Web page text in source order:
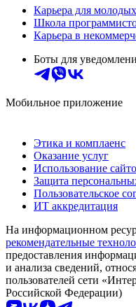
Карьера для
Школа
Карьера в
Боты для
Мобильное приложение
Этика и комплаенс
Оказание услуг
Использование
Защита
Пользовательское
ИТ аккредитация
На информационном
рекомендательные
предоставления
и анализа сведений,
пользователей сети
Российской Федерации)